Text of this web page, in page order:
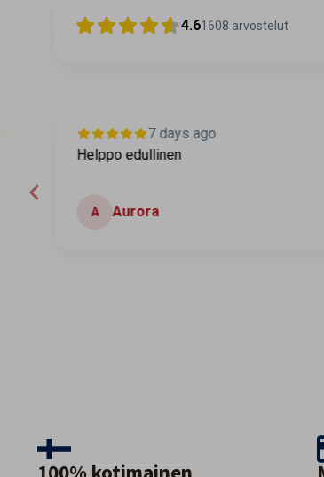
4.61608 arvostelut
7 days ago
Helppo edullinen
A Aurora